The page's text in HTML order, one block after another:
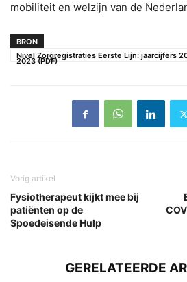
mobiliteit en welzijn van de
BRON
Nivel Zorgregistraties Eerste Lijn: jaarcijfers
2023 (PDF)
Vorig artikel
Fysiotherapeut kijkt mee bij
patiënten op de
Spoedeisende Hulp
GERELATEERDE